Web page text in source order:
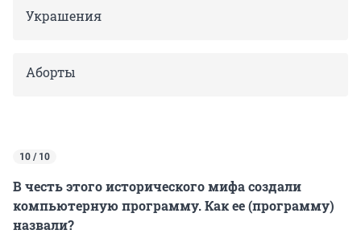
Украшения
Аборты
10 / 10
В честь этого исторического мифа создали
компьютерную программу. Как ее (программу)
назвали?